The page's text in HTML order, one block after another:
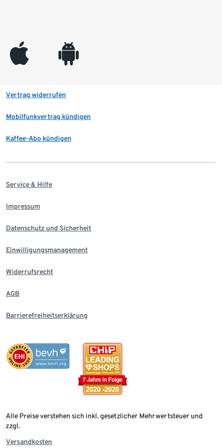
appleinc android
Vertrag widerrufen
Mobilfunkvertrag kündigen
Kaffee-Abo kündigen
Service & Hilfe
Impressum
Datenschutz und Sicherheit
Einwilligungsmanagement
Widerrufsrecht
AGB
Barrierefreiheitserklärung
Alle Preise verstehen sich inkl. gesetzlicher Mehrwertsteuer und
zzgl.
Versandkosten